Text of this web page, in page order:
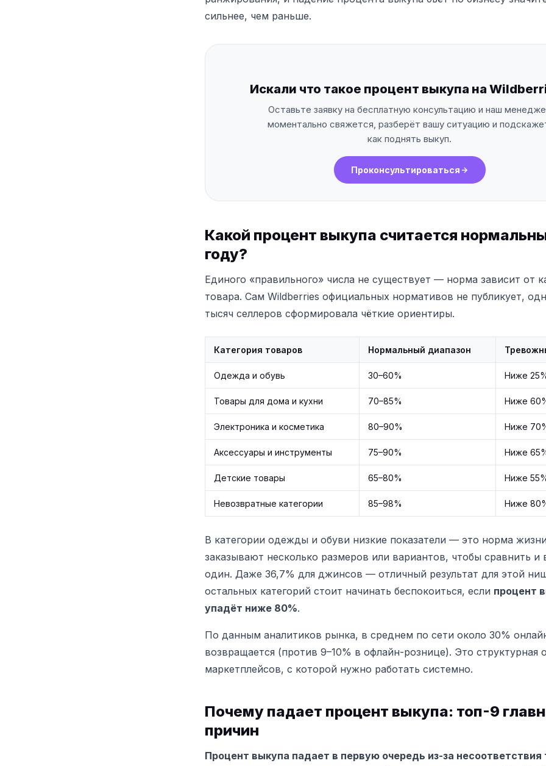
сильнее, чем раньше.
Искали что такое процент выкупа на
Оставьте заявку на бесплатную консультацию и наш
моментально свяжется, разберёт вашу ситуацию и
как поднять выкуп.
Проконсультироваться
Какой процент выкупа считается
году?
Единого «правильного» числа не существует — норма зависит от
товара. Сам Wildberries официальных нормативов не публикует,
тысяч селлеров сформировала чёткие ориентиры.
Категория товаров Нормальный диапазон
Одежда и обувь 30–60% Ниже
Товары для дома и кухни 70–85% Ниже
Электроника и косметика 80–90% Ниже
Аксессуары и инструменты 75–90% Ниже
Детские товары 65–80% Ниже
Невозвратные категории 85–98% Ниже
В категории одежды и обуви низкие показатели — это норма
заказывают несколько размеров или вариантов, чтобы сравнить и
один. Даже 36,7% для джинсов — отличный результат для этой
остальных категорий стоит начинать беспокоиться, если процент
упадёт ниже 80%.
По данным аналитиков рынка, в среднем по сети около 30%
возвращается (против 9–10% в офлайн-рознице). Это структурная
маркетплейсов, с которой нужно работать системно.
Почему падает процент выкупа: топ-9
причин
Процент выкупа падает в первую очередь из-за несоответствия